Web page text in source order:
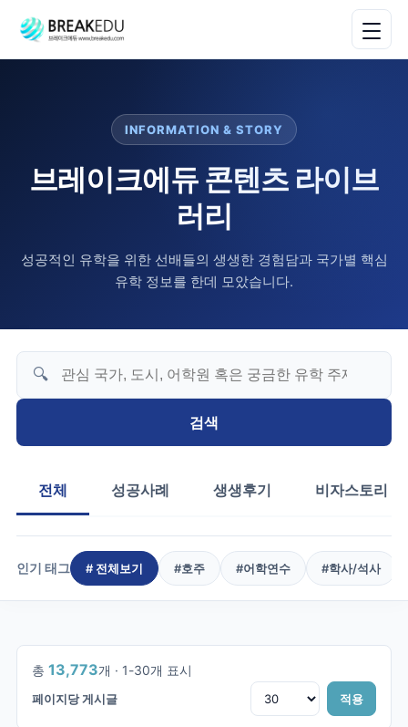
INFORMATION & STORY
브레이크에듀 콘텐츠 라이브
러리
성공적인 유학을 위한 선배들의 생생한 경험담과 국가별 핵심
유학 정보를 한데 모았습니다.
🔍
검색
전체 성공사례 생생후기 비자스토리
인기 태그 # 전체보기 #호주 #어학연수 #학사/석사
총 13,773개 · 1-30개 표시
페이지당 게시글 적용
1/460